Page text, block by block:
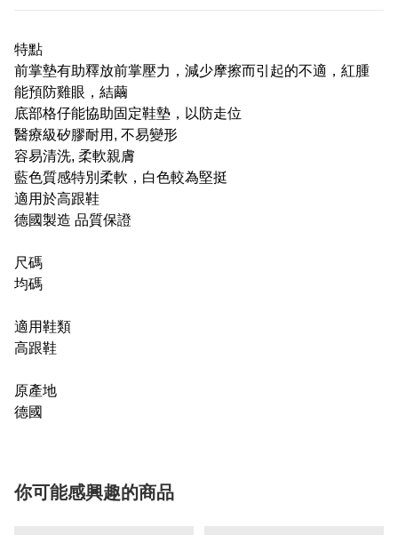
特點
前掌墊有助釋放前掌壓力，減少摩擦而引起的不適，紅腫
能預防雞眼，結繭
底部格仔能協助固定鞋墊，以防走位
醫療級矽膠耐用, 不易變形
容易清洗, 柔軟親膚
藍色質感特別柔軟，白色較為堅挺
適用於高跟鞋
德國製造 品質保證
尺碼
均碼
適用鞋類
高跟鞋
原產地
德國
你可能感興趣的商品